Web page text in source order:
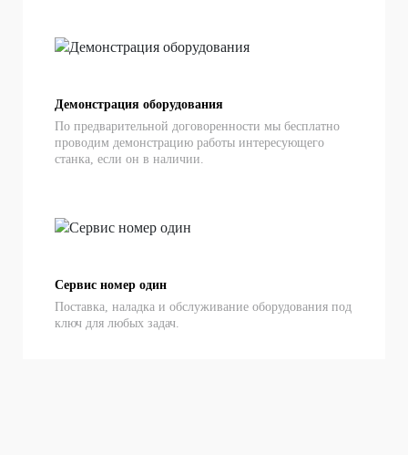
Демонстрация оборудования
По предварительной договоренности мы бесплатно
проводим демонстрацию работы интересующего
станка, если он в наличии.
Сервис номер один
Поставка, наладка и обслуживание оборудования под
ключ для любых задач.